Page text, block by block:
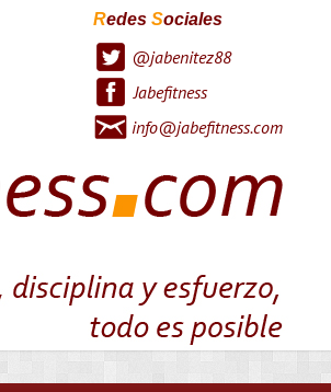
Redes Sociales
@jabenitez88
Jabefitness
info@jabefitness.com